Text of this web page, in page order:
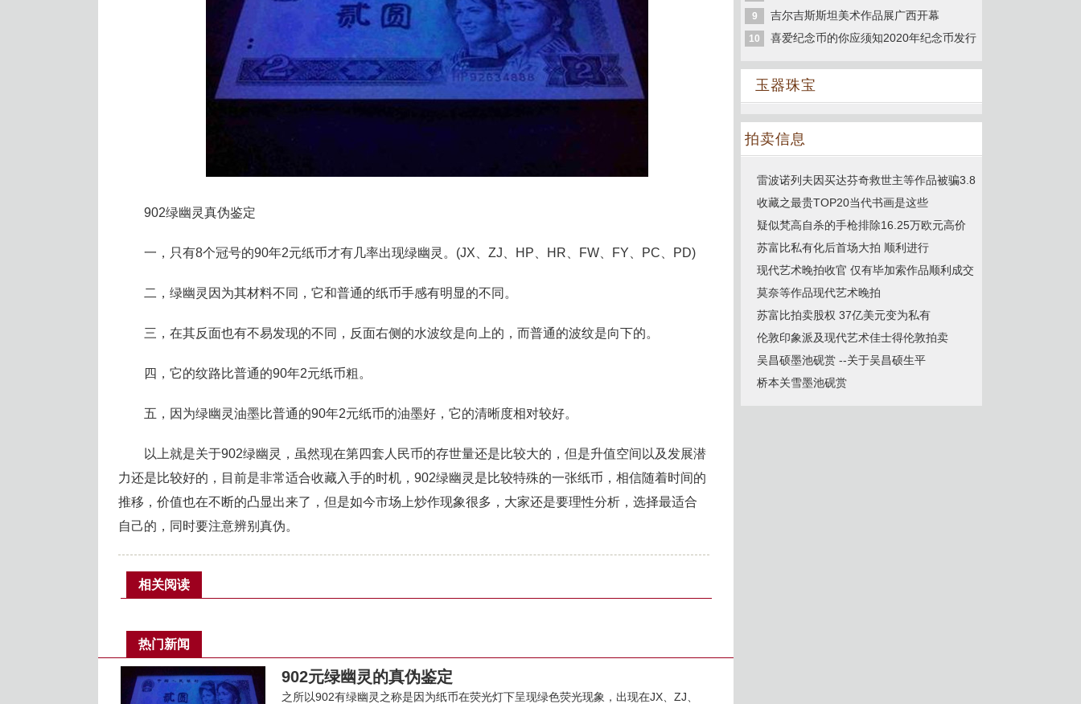
902绿幽灵真伪鉴定
一，只有8个冠号的90年2元纸币才有几率出现绿幽灵。(JX、ZJ、HP、HR、FW、FY、PC、PD)
二，绿幽灵因为其材料不同，它和普通的纸币手感有明显的不同。
三，在其反面也有不易发现的不同，反面右侧的水波纹是向上的，而普通的波纹是向下的。
四，它的纹路比普通的90年2元纸币粗。
五，因为绿幽灵油墨比普通的90年2元纸币的油墨好，它的清晰度相对较好。
以上就是关于902绿幽灵，虽然现在第四套人民币的存世量还是比较大的，但是升值空间以及发展潜
力还是比较好的，目前是非常适合收藏入手的时机，902绿幽灵是比较特殊的一张纸币，相信随着时间的
推移，价值也在不断的凸显出来了，但是如今市场上炒作现象很多，大家还是要理性分析，选择最适合
自己的，同时要注意辨别真伪。
相关阅读
热门新闻
902元绿幽灵的真伪鉴定
之所以902有绿幽灵之称是因为纸币在荧光灯下呈现绿色荧光现象，出现在JX、ZJ、
9 吉尔吉斯斯坦美术作品展广西开幕
10 喜爱纪念币的你应须知2020年纪念币发行
玉器珠宝
拍卖信息
雷波诺列夫因买达芬奇救世主等作品被骗3.8
收藏之最贵TOP20当代书画是这些
疑似梵高自杀的手枪排除16.25万欧元高价
苏富比私有化后首场大拍 顺利进行
现代艺术晚拍收官 仅有毕加索作品顺利成交
莫奈等作品现代艺术晚拍
苏富比拍卖股权 37亿美元变为私有
伦敦印象派及现代艺术佳士得伦敦拍卖
吴昌硕墨池砚赏 --关于吴昌硕生平
桥本关雪墨池砚赏